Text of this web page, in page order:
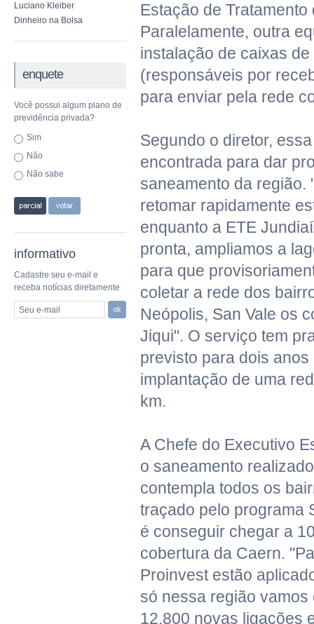
Luciano Kleiber
Dinheiro na Bolsa
enquete
Você possui algum plano de
previdência privada?
Sim
Não
Não sabe
informativo
Cadastre seu e-mail e
receba notícias diretamente
Seu e-mail
Estação de
Paralelamente, outra
instalação de caixas
(responsáveis por
para enviar pela rede
Segundo o diretor,
encontrada para dar
saneamento da região.
retomar rapidamente
enquanto a ETE
pronta, ampliamos a
para que
coletar a rede dos
Neópolis, San Vale os
Jiqui". O serviço tem
previsto para dois
implantação de uma
km.
A Chefe do Executivo
o saneamento
contempla todos os
traçado pelo programa
é conseguir chegar a
cobertura da Caern.
Proinvest estão
só nessa região
12.800 novas ligações